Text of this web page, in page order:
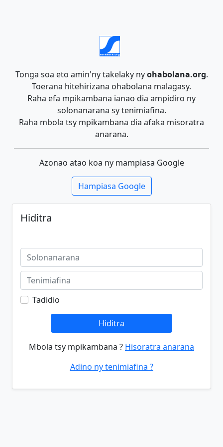
Tonga soa eto amin'ny takelaky nyohabolana.org.
Toerana hitehirizana ohabolana malagasy.
Raha efa mpikambana ianao dia ampidiro ny
solonanarana sy tenimiafina.
Raha mbola tsy mpikambana dia afaka misoratra
anarana.
Azonao atao koa ny mampiasa Google
Hampiasa Google
Hiditra
Tadidio
Hiditra
Mbola tsy mpikambana ? Hisoratra anarana
Adino ny tenimiafina ?